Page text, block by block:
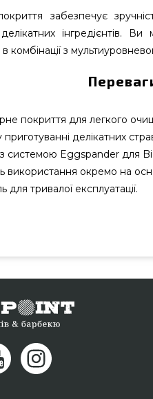
забезпечує
інгредієнтів.
в комбінації з
покриття для легкого
приготуванні делікатних
з системою Eggspander для
використання окремо на
для тривалої експлуатації.
грилів та аксесуарів
інтернет магазину
Черкаси, Кривий Ріг,